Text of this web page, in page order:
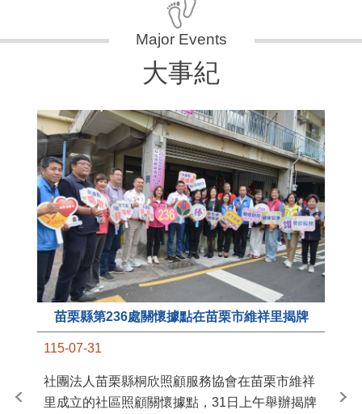
大事紀
苗栗縣第236處關懷據點在苗栗市維祥里揭牌
115-07-31
社團法人苗栗縣桐欣照顧服務協會在苗栗市維祥
里成立的社區照顧關懷據點，31日上午舉辦揭牌
苗